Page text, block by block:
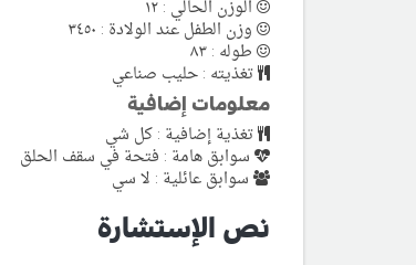
الوزن الحالي : ١٢
وزن الطفل عند الولادة : ٣٤٥٠
طوله : ٨٣
تغذيته : حليب صناعي
معلومات إضافية
تغذية إضافية : كل شي
سوابق هامة : فتحة في سقف الحلق
سوابق عائلية : لا سي
نص الإستشارة